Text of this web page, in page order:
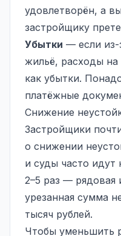
удовлетворён, а
застройщику
Убытки — если из-
жильё, расходы
как убытки.
платёжные
Снижение
Застройщики
о снижении
и суды часто идут
2–5 раз — рядовая
урезанная сумма
тысяч рублей.
Чтобы уменьшить